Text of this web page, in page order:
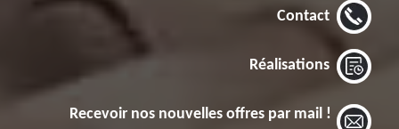
Contact
Réalisations
Recevoir nos nouvelles offres par mail !